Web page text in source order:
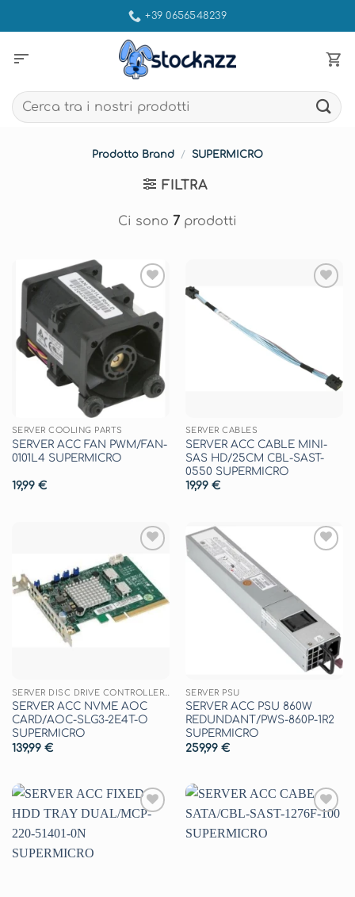
ai
+39 0656548239
sort
Cerca:
Prodotto Brand / SUPERMICRO
FILTRA
Ci sono 7 prodotti
Aggiungi
alla lista
desideri
SERVER COOLING PARTS
SERVER ACC FAN PWM/FAN-
0101L4 SUPERMICRO
19,99 €
SERVER CABLES
SERVER ACC CABLE MINI-
SAS HD/25CM CBL-SAST-
0550 SUPERMICRO
19,99 €
Aggiungi
alla lista
dei
desideri
SERVER ACC NVME AOC
CARD/AOC-SLG3-2E4T-O
SUPERMICRO
139,99 €
desideri
SERVER PSU
SERVER ACC PSU 860W
REDUNDANT/PWS-860P-1R2
SUPERMICRO
259,99 €